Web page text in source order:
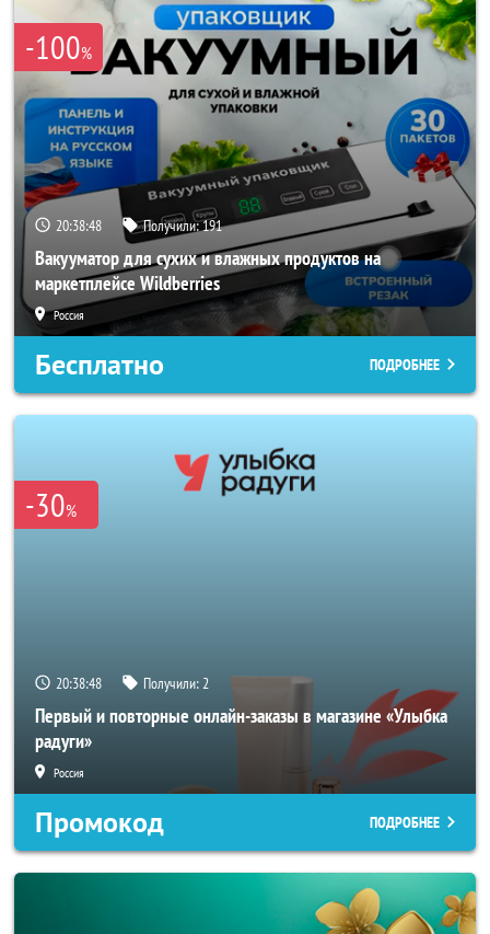
-100%
20:38:46 Получили:191
Вакууматор для сухих и влажных продуктов на
маркетплейсе Wildberries
Россия
Бесплатно ПОДРОБНЕЕ
-30%
20:38:46 Получили:2
Первый и повторные онлайн-заказы в магазине «Улыбка
радуги»
Россия
Промокод ПОДРОБНЕЕ